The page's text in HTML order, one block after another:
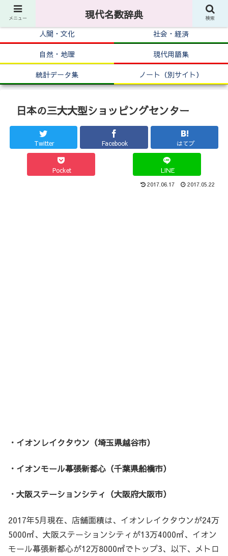
人間・文化
社会・経済
自然・地理
現代用語集
統計データ集
ノート（別サイト）
日本の三大大型ショッピングセンター
Twitter Facebook はてブ
Pocket LINE
2017.06.17 2017.05.22
・イオンレイクタウン（埼玉県越谷市）
・イオンモール幕張新都心（千葉県船橋市）
・大阪ステーションシティ（大阪府大阪市）
2017年5月現在、店舗面積は、イオンレイクタウンが24万
5000㎡、大阪ステーションシティが13万4000㎡、イオン
モール幕張新都心が12万8000㎡でトップ3、以下、メトロ
メニュー 現代名数辞典 検索